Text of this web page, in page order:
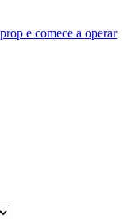
e comece a operar